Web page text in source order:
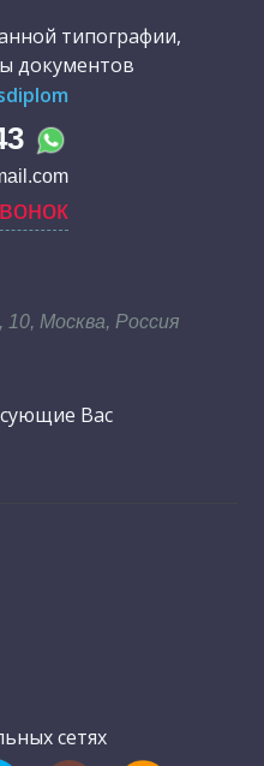
типографии,
документов
10, Москва, Россия
Вас
сетях